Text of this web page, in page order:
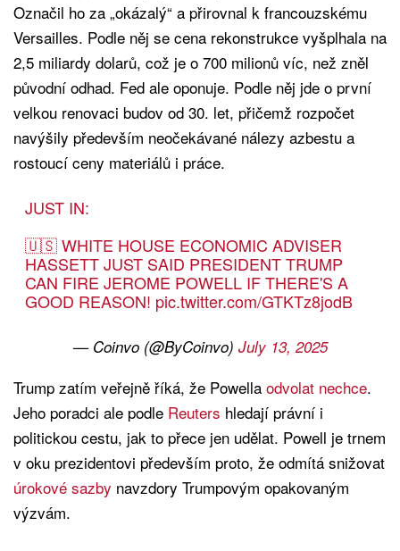
Označil ho za „okázalý“ a přirovnal k francouzskému
Versailles. Podle něj se cena rekonstrukce vyšplhala na
2,5 miliardy dolarů, což je o 700 milionů víc, než zněl
původní odhad. Fed ale oponuje. Podle něj jde o první
velkou renovaci budov od 30. let, přičemž rozpočet
navýšily především neočekávané nálezy azbestu a
rostoucí ceny materiálů i práce.
JUST IN:
🇺🇸 WHITE HOUSE ECONOMIC ADVISER
HASSETT JUST SAID PRESIDENT TRUMP
CAN FIRE JEROME POWELL IF THERE'S A
GOOD REASON! pic.twitter.com/GTKTz8jodB
— Coinvo (@ByCoinvo) July 13, 2025
Trump zatím veřejně říká, že Powella odvolat nechce.
Jeho poradci ale podle Reuters hledají právní i
politickou cestu, jak to přece jen udělat. Powell je trnem
v oku prezidentovi především proto, že odmítá snižovat
úrokové sazby navzdory Trumpovým opakovaným
výzvám.